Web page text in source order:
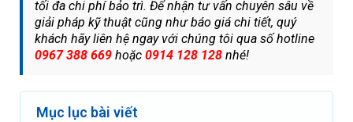
tối đa chi phí bảo trì. Để nhận tư vấn chuyên sâu về
giải pháp kỹ thuật cũng như báo giá chi tiết, quý
khách hãy liên hệ ngay với chúng tôi qua số hotline
0967 388 669 hoặc 0914 128 128 nhé!
Mục lục bài viết